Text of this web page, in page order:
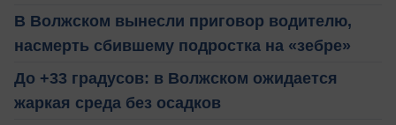
В Волжском вынесли приговор водителю,
насмерть сбившему подростка на «зебре»
До +33 градусов: в Волжском ожидается
жаркая среда без осадков